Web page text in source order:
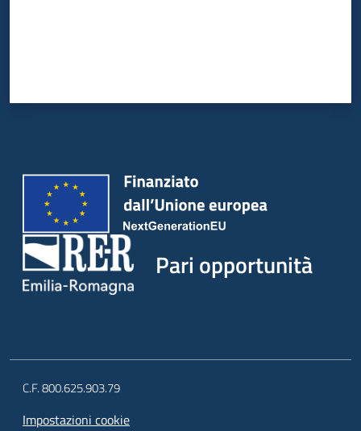
Pari opportunità
C.F. 800.625.903.79
Impostazioni cookie